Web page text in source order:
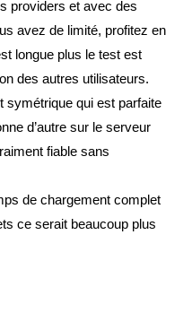
providers et avec des
avez de limité, profitez en
longue plus le test est
des autres utilisateurs.
symétrique qui est parfaite
d’autre sur le serveur
fiable sans
de chargement complet
ce serait beaucoup plus